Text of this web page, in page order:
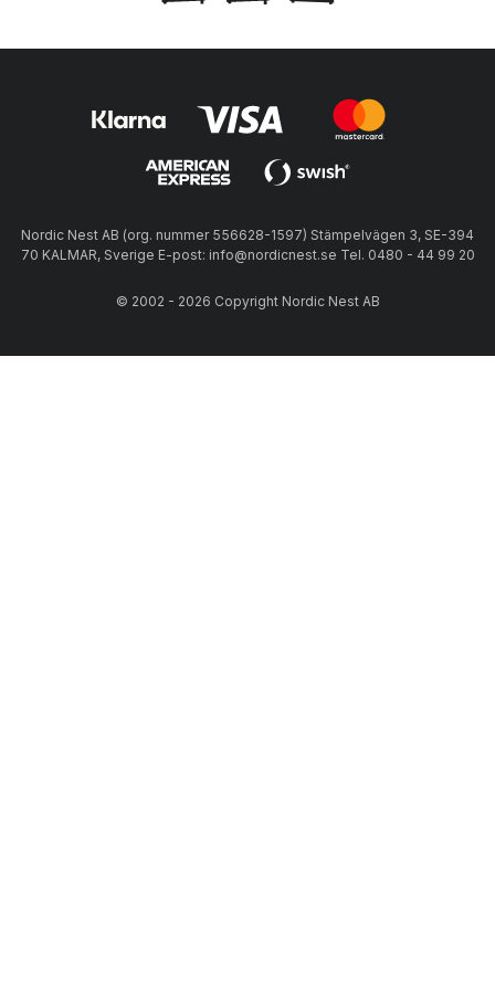
Nordic Nest AB (org. nummer 556628-1597) Stämpelvägen 3, SE-394
70 KALMAR, Sverige E-post: info@nordicnest.se Tel. 0480 - 44 99 20
© 2002 - 2026 Copyright Nordic Nest AB